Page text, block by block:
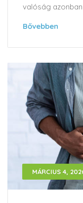
valóság
Bővebben
MÁRCIUS 4,